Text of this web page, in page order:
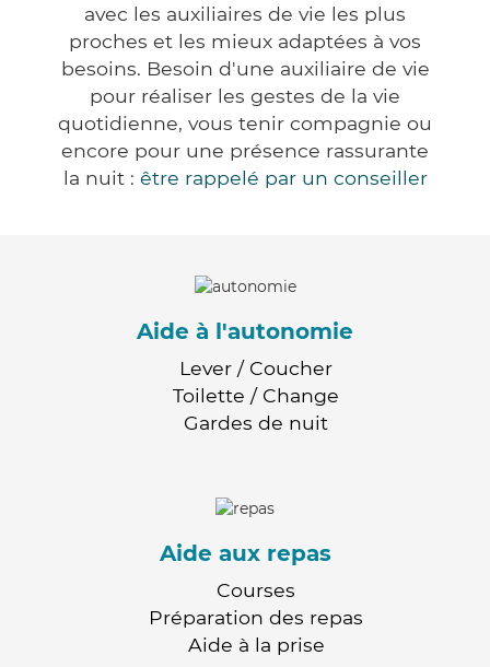
avec les auxiliaires de vie les plus
proches et les mieux adaptées à vos
besoins. Besoin d'une auxiliaire de vie
pour réaliser les gestes de la vie
quotidienne, vous tenir compagnie ou
encore pour une présence rassurante
la nuit : être rappelé par un conseiller
Aide à l'autonomie
Lever / Coucher
Toilette / Change
Gardes de nuit
Aide aux repas
Courses
Préparation des repas
Aide à la prise